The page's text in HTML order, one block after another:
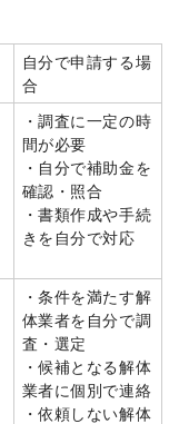
自分で申請する場
合
・調査に一定の時
間が必要
・自分で補助金を
確認・照合
・書類作成や手続
きを自分で対応
・条件を満たす解
体業者を自分で調
査・選定
・候補となる解体
業者に個別で連絡
・依頼しない解体